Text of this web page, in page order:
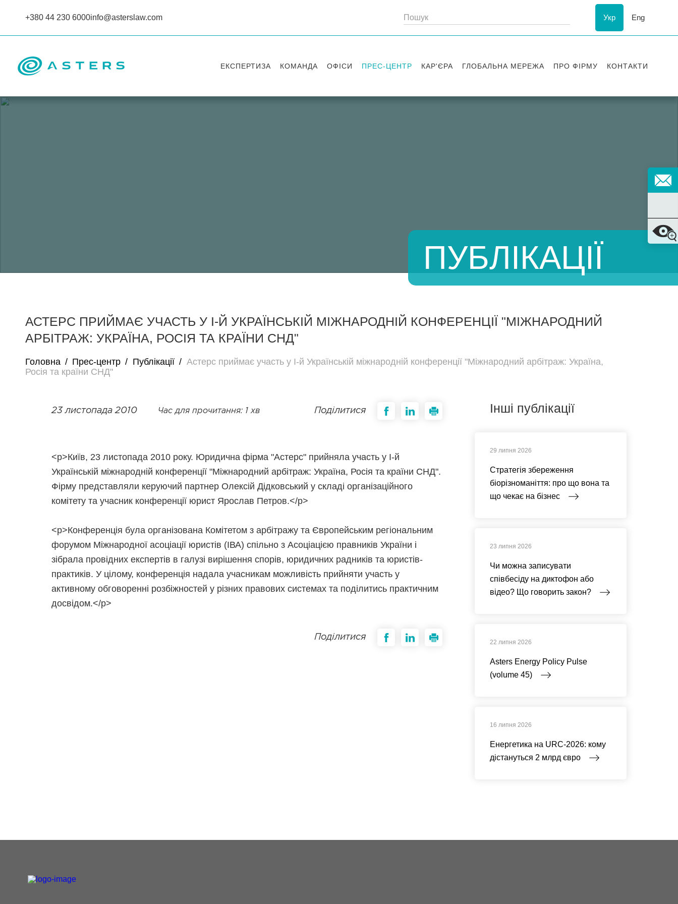
+380 44 230 6000info@asterslaw.com Укр Eng
ЕКСПЕРТИЗА КОМАНДА ОФІСИ ПРЕС-ЦЕНТР КАР'ЄРА ГЛОБАЛЬНА МЕРЕЖА ПРО ФІРМУ КОНТАКТИ
ПУБЛІКАЦІЇ
АСТЕРС ПРИЙМАЄ УЧАСТЬ У І-Й УКРАЇНСЬКІЙ МІЖНАРОДНІЙ КОНФЕРЕНЦІЇ "МІЖНАРОДНИЙ
АРБІТРАЖ: УКРАЇНА, РОСІЯ ТА КРАЇНИ СНД"
Головна / Прес-центр / Публікації / Астерс приймає участь у І-й Українській міжнародній конференції "Міжнародний арбітраж: Україна,
Росія та країни СНД"
23 листопада 2010 Час для прочитання: 1 хв Поділитися
<p>Київ, 23 листопада 2010 року. Юридична фірма "Астерс" прийняла участь у І-й
Українській міжнародній конференції "Міжнародний арбітраж: Україна, Росія та країни СНД".
Фірму представляли керуючий партнер Олексій Дідковський у складі організаційного
комітету та учасник конференції юрист Ярослав Петров.</p>
<p>Конференція була організована Комітетом з арбітражу та Європейським регіональним
форумом Міжнародної асоціації юристів (ІВА) спільно з Асоціацією правників України і
зібрала провідних експертів в галузі вирішення спорів, юридичних радників та юристів-
практиків. У цілому, конференція надала учасникам можливість прийняти участь у
активному обговоренні розбіжностей у різних правових системах та поділитись практичним
досвідом.</p>
Поділитися
Інші публікації
29 липня 2026
Стратегія збереження
біорізноманіття: про що вона та
що чекає на бізнес
23 липня 2026
Чи можна записувати
співбесіду на диктофон або
відео? Що говорить закон?
22 липня 2026
Asters Energy Policy Pulse
(volume 45)
16 липня 2026
Енергетика на URC-2026: кому
дістануться 2 млрд євро